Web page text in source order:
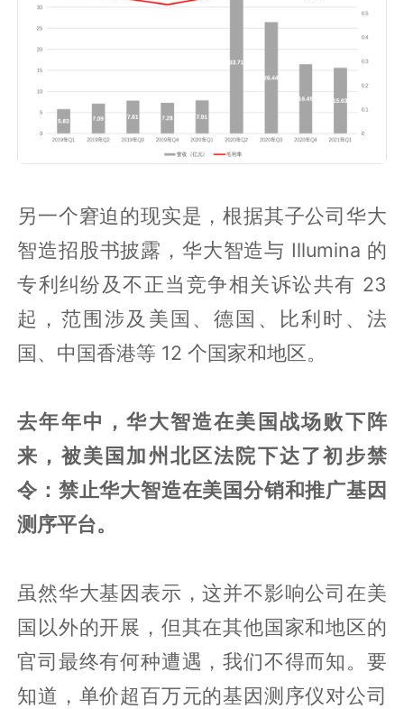
另一个窘迫的现实是，根据其子公司华大
智造招股书披露，华大智造与 Illumina 的
专利纠纷及不正当竞争相关诉讼共有 23
起，范围涉及美国、德国、比利时、法
国、中国香港等 12 个国家和地区。
去年年中，华大智造在美国战场败下阵
来，被美国加州北区法院下达了初步禁
令：禁止华大智造在美国分销和推广基因
测序平台。
虽然华大基因表示，这并不影响公司在美
国以外的开展，但其在其他国家和地区的
官司最终有何种遭遇，我们不得而知。要
知道，单价超百万元的基因测序仪对公司